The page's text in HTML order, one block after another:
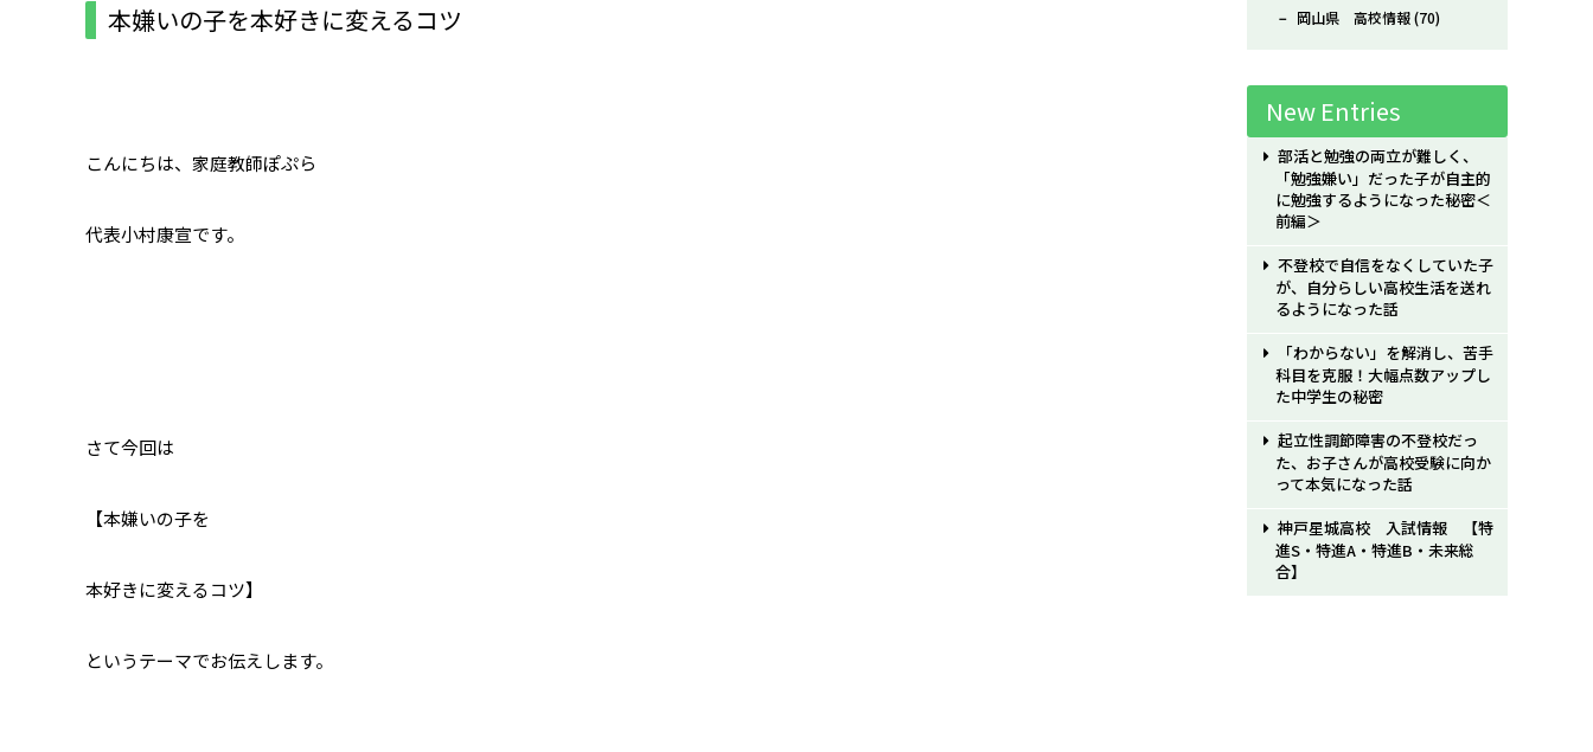
本嫌いの子を本好きに変えるコツ
こんにちは、家庭教師ぽぷら
代表小村康宣です。
さて今回は
【本嫌いの子を
本好きに変えるコツ】
というテーマでお伝えします。
岡山県 高校情報(70)
New Entries
部活と勉強の両立が難しく、
「勉強嫌い」だった子が自主的
に勉強するようになった秘密＜
前編＞
不登校で自信をなくしていた子
が、自分らしい高校生活を送れ
るようになった話
「わからない」を解消し、苦手
科目を克服！大幅点数アップし
た中学生の秘密
起立性調節障害の不登校だっ
た、お子さんが高校受験に向か
って本気になった話
神戸星城高校 入試情報 【特
進S・特進A・特進B・未来総
合】